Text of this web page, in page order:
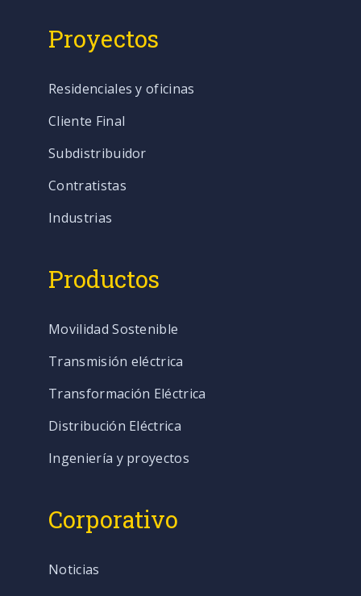
Proyectos
Residenciales y oficinas
Cliente Final
Subdistribuidor
Contratistas
Industrias
Productos
Movilidad Sostenible
Transmisión eléctrica
Transformación Eléctrica
Distribución Eléctrica
Ingeniería y proyectos
Corporativo
Noticias